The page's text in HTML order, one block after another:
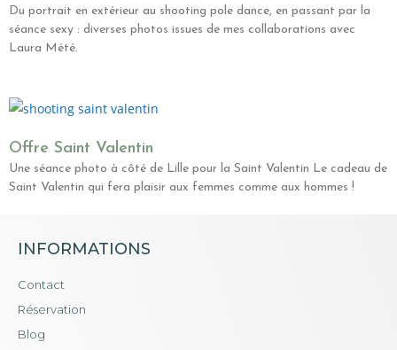
Du portrait en extérieur au shooting pole dance, en passant par la
séance sexy : diverses photos issues de mes collaborations avec
Laura Mété.
Offre Saint Valentin
Une séance photo à côté de Lille pour la Saint Valentin Le cadeau de
Saint Valentin qui fera plaisir aux femmes comme aux hommes !
INFORMATIONS
Contact
Réservation
Blog